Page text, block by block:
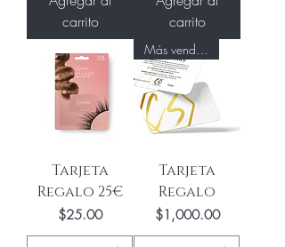
carrito
carrito
Tarjeta
Regalo 25€
Precio
$25.00
Más vendido
Tarjeta
Regalo
Precio
$1,000.00